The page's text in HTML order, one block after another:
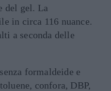
del gel. La
in circa 116 nuance.
a seconda delle
formaldeide e
confora, DBP,